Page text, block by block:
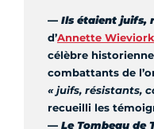
— Ils étaient juifs,
d’Annette
célèbre
combattants de
« juifs, résistants,
recueilli les
— Le Tombeau de